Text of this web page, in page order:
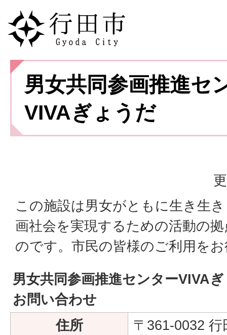
男女共同参画推進セ
VIVAぎょうだ
この施設は男女がともに生き生
画社会を実現するための活動の
のです。市民の皆様のご利用を
男女共同参画推進センターVIVA
お問い合わせ
住所
〒361-0032